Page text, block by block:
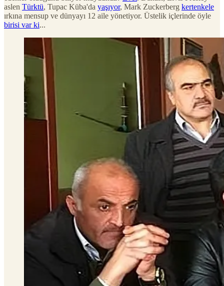
aslen Türktü, Tupac Küba'da yaşıyor, Mark Zuckerberg kertenkele
ırkına mensup ve dünyayı 12 aile yönetiyor. Üstelik içlerinde öyle
birisi var ki...